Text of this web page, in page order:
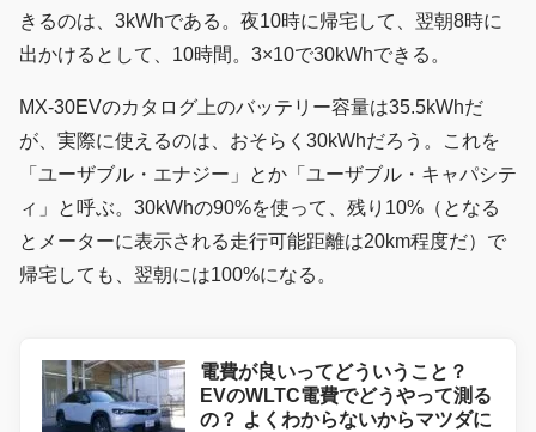
きるのは、3kWhである。夜10時に帰宅して、翌朝8時に
出かけるとして、10時間。3×10で30kWhできる。
MX-30EVのカタログ上のバッテリー容量は35.5kWhだ
が、実際に使えるのは、おそらく30kWhだろう。これを
「ユーザブル・エナジー」とか「ユーザブル・キャパシテ
ィ」と呼ぶ。30kWhの90%を使って、残り10%（となる
とメーターに表示される走行可能距離は20km程度だ）で
帰宅しても、翌朝には100%になる。
電費が良いってどういうこと？
EVのWLTC電費でどうやって測る
の？ よくわからないからマツダに